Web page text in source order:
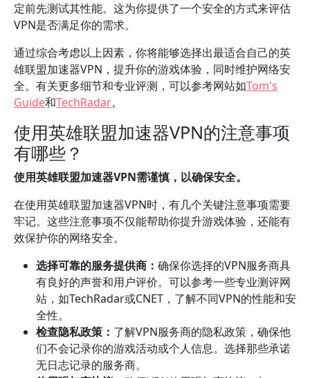
定前先测试其性能。这为你提供了一个安全的方式来评估
VPN是否满足你的需求。
通过综合考虑以上因素，你将能够选择出最适合自己的英
雄联盟加速器VPN，提升你的游戏体验，同时维护网络安
全。有关更多细节和专业评测，可以参考网站如Tom's
Guide和TechRadar。
使用英雄联盟加速器VPN的注意事项
有哪些？
使用英雄联盟加速器VPN需谨慎，以确保安全。
在使用英雄联盟加速器VPN时，有几个关键注意事项需要
牢记。这些注意事项不仅能帮助你提升游戏体验，还能有
效保护你的网络安全。
选择可靠的服务提供商： 确保你选择的VPN服务商具
有良好的声誉和用户评价。可以参考一些专业测评网
站，如TechRadar或CNET，了解不同VPN的性能和安
全性。
检查隐私政策： 了解VPN服务商的隐私政策，确保他
们不会记录你的游戏活动或个人信息。选择那些承诺
无日志记录的服务商。